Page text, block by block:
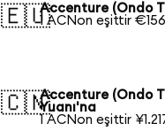
🇪🇺Accenture (Ondo
1 ACNon eşittir
🇨🇳Accenture (Ondo
Yuanı'na
1 ACNon eşittir